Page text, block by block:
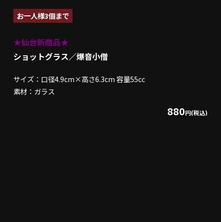
お一人様3個まで
★仙台新商品★
ショットグラス／爆音小僧
サイズ：口径4.9cm×高さ6.3cm 容量55cc
素材：ガラス
880円(税込)